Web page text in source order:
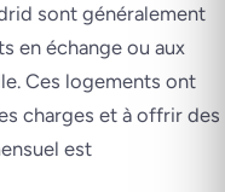
sont généralement
en échange ou aux
Ces logements ont
charges et à offrir des
est